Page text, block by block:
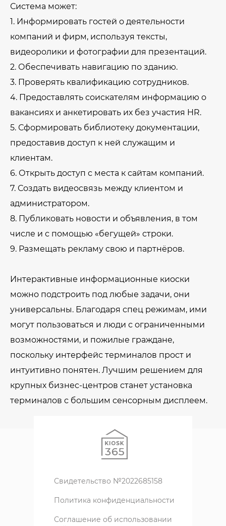
Система может:
1. Информировать гостей о деятельности
компаний и фирм, используя тексты,
видеоролики и фотографии для презентаций.
2. Обеспечивать навигацию по зданию.
3. Проверять квалификацию сотрудников.
4. Предоставлять соискателям информацию о
вакансиях и анкетировать их без участия HR.
5. Сформировать библиотеку документации,
предоставив доступ к ней служащим и
клиентам.
6. Открыть доступ с места к сайтам компаний.
7. Создать видеосвязь между клиентом и
администратором.
8. Публиковать новости и объявления, в том
числе и с помощью «бегущей» строки.
9. Размещать рекламу свою и партнёров.
Интерактивные информационные киоски
можно подстроить под любые задачи, они
универсальны. Благодаря спец режимам, ими
могут пользоваться и люди с ограниченными
возможностями, и пожилые граждане,
поскольку интерфейс терминалов прост и
интуитивно понятен. Лучшим решением для
крупных бизнес-центров станет установка
терминалов с большим сенсорным дисплеем.
Свидетельство №2022685158
Политика конфиденциальности
Соглашение об использовании